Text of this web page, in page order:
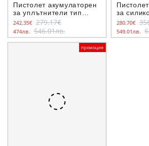
Пистолет акумулаторен
за уплътнители тип
салам Makita
DCG180ZB, 18V
242.35€ 279.17€
474лв. 546.01лв.
за
Dewalt
280.70€
549.01лв.
промоция